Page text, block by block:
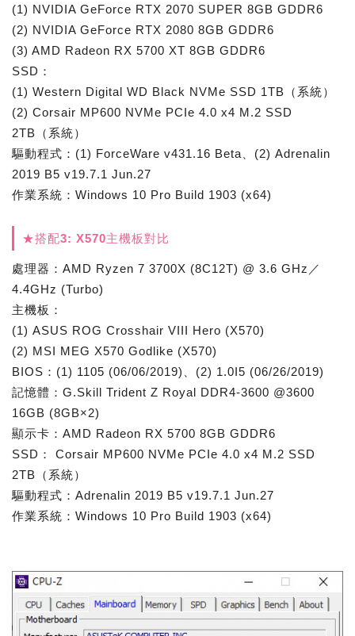
(1) NVIDIA GeForce RTX 2070 SUPER 8GB GDDR6
(2) NVIDIA GeForce RTX 2080 8GB GDDR6
(3) AMD Radeon RX 5700 XT 8GB GDDR6
SSD：
(1) Western Digital WD Black NVMe SSD 1TB（系統）
(2) Corsair MP600 NVMe PCIe 4.0 x4 M.2 SSD
2TB（系統）
驅動程式：(1) ForceWare v431.16 Beta、(2) Adrenalin
2019 B5 v19.7.1 Jun.27
作業系統：Windows 10 Pro Build 1903 (x64)
★搭配3: X570主機板對比
處理器：AMD Ryzen 7 3700X (8C12T) @ 3.6 GHz／
4.4GHz (Turbo)
主機板：
(1) ASUS ROG Crosshair VIII Hero (X570)
(2) MSI MEG X570 Godlike (X570)
BIOS：(1) 1105 (06/06/2019)、(2) 1.0I5 (06/26/2019)
記憶體：G.Skill Trident Z Royal DDR4-3600 @3600
16GB (8GB×2)
顯示卡：AMD Radeon RX 5700 8GB GDDR6
SSD： Corsair MP600 NVMe PCIe 4.0 x4 M.2 SSD
2TB（系統）
驅動程式：Adrenalin 2019 B5 v19.7.1 Jun.27
作業系統：Windows 10 Pro Build 1903 (x64)